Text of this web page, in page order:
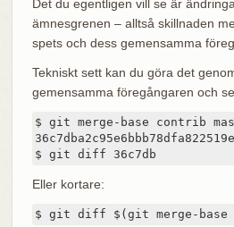
Det du egentligen vill se är
ämnesgrenen – alltså skillnaden
spets och dess gemensamma
Tekniskt sett kan du göra det
gemensamma föregångaren och
$ git merge-base contrib
$ git diff 36c7db
Eller kortare:
$ git diff $(git merge-base